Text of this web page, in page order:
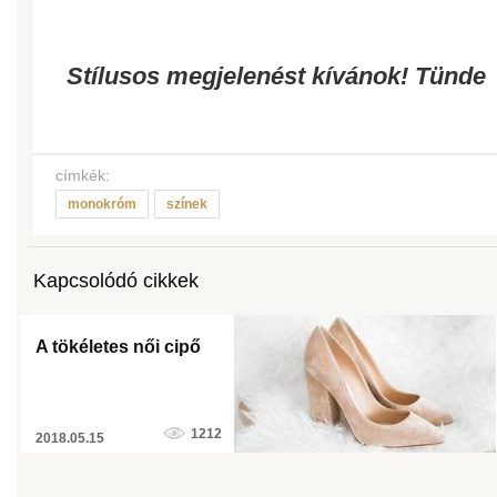
Stílusos megjelenést kívánok! Tünde
címkék:
monokróm színek
Kapcsolódó cikkek
A tökéletes női cipő
2018.05.15 1212